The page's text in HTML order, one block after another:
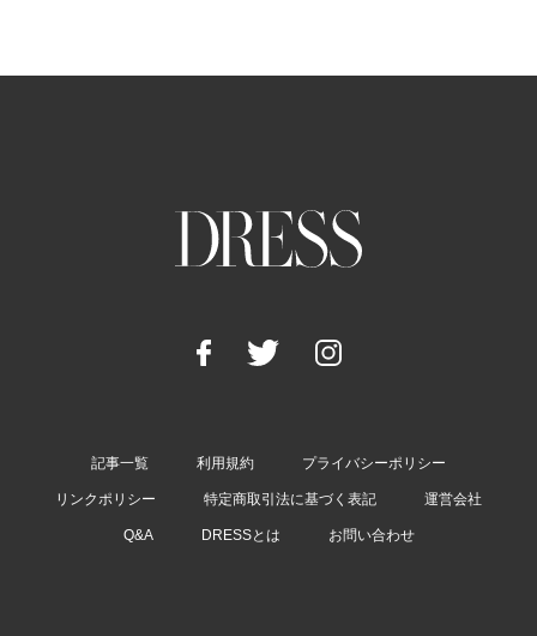
記事一覧 利用規約 プライバシーポリシー
リンクポリシー 特定商取引法に基づく表記 運営会社
Q&A DRESSとは お問い合わせ